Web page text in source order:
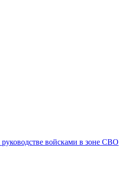
руководстве войсками в зоне СВО